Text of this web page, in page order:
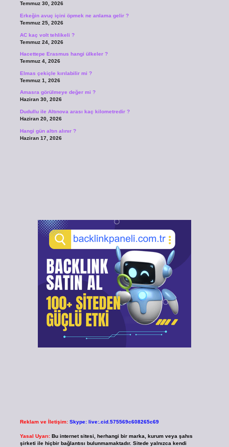
Temmuz 30, 2026
Erkeğin avuç içini öpmek ne anlama gelir ?
Temmuz 25, 2026
AC kaç volt tehlikeli ?
Temmuz 24, 2026
Hacettepe Erasmus hangi ülkeler ?
Temmuz 4, 2026
Elmas çekiçle kırılabilir mi ?
Temmuz 1, 2026
Amasra görülmeye değer mi ?
Haziran 30, 2026
Dudullu ile Altınova arası kaç kilometredir ?
Haziran 20, 2026
Hangi gün altın alınır ?
Haziran 17, 2026
Reklam ve İletişim: Skype: live:.cid.575569c608265c69
Yasal Uyarı: Bu internet sitesi, herhangi bir marka, kurum veya şahıs
şirketi ile hiçbir bağlantısı bulunmamaktadır. Sitede yalnızca kendi